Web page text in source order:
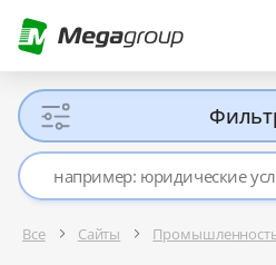
Все Сайты